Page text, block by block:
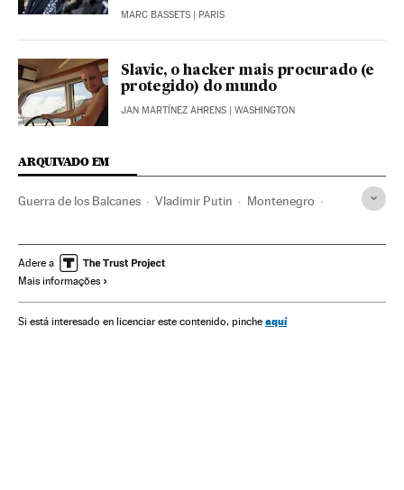
MARC BASSETS | PARIS
Slavic, o hacker mais procurado (e
protegido) do mundo
JAN MARTÍNEZ AHRENS | WASHINGTON
ARQUIVADO EM
Guerra de los Balcanes Vladimir Putin Montenegro
Europa Sul Europa
Adere a
Mais informações
Si está interesado en licenciar este contenido, pinche aquí